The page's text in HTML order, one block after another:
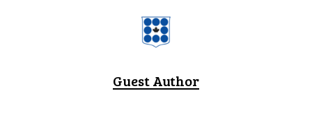
Guest Author